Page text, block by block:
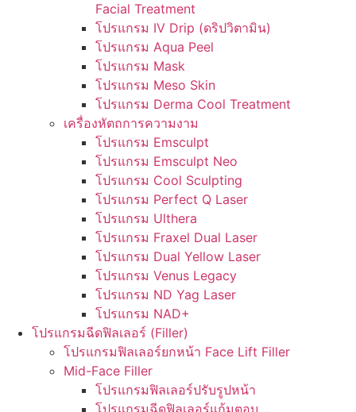
Facial Treatment
โปรแกรม IV Drip (ดริปวิตามิน)
โปรแกรม Aqua Peel
โปรแกรม Mask
โปรแกรม Meso Skin
โปรแกรม Derma Cool Treatment
เครื่องหัตถการความงาม
โปรแกรม Emsculpt
โปรแกรม Emsculpt Neo
โปรแกรม Cool Sculpting
โปรแกรม Perfect Q Laser
โปรแกรม Ulthera
โปรแกรม Fraxel Dual Laser
โปรแกรม Dual Yellow Laser
โปรแกรม Venus Legacy
โปรแกรม ND Yag Laser
โปรแกรม NAD+
โปรแกรมฉีดฟิลเลอร์ (Filler)
โปรแกรมฟิลเลอร์ยกหน้า Face Lift Filler
Mid-Face Filler
โปรแกรมฟิลเลอร์ปรับรูปหน้า
โปรแกรมฉีดฟิลเลอร์แก้มตอบ